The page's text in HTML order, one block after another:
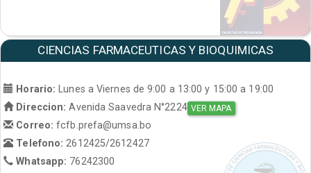
CIENCIAS FARMACEUTICAS Y BIOQUIMICAS
Horario: Lunes a Viernes de 9:00 a 13:00 y 15:00 a 19:00
Direccion: Avenida Saavedra N°2224 VER MAPA
Correo:fcfb.prefa@umsa.bo
Telefono:2612425/2612427
Whatsapp: 76242300